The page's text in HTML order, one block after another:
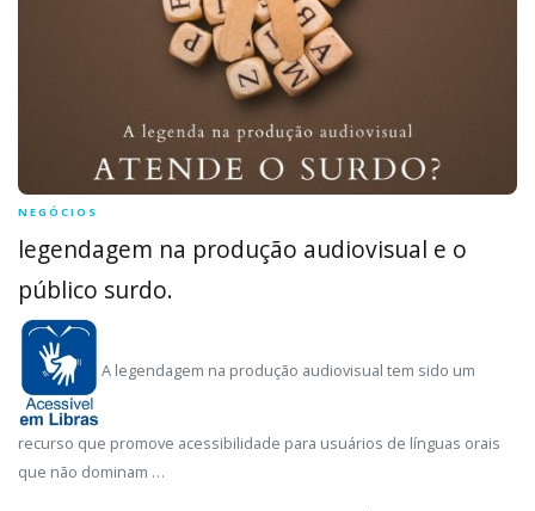
NEGÓCIOS
legendagem na produção audiovisual e o
público surdo.
A legendagem na produção audiovisual tem sido um
recurso que promove acessibilidade para usuários de línguas orais
que não dominam …